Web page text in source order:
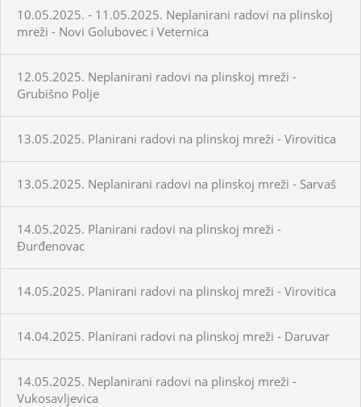
10.05.2025. - 11.05.2025. Neplanirani radovi na plinskoj
mreži - Novi Golubovec i Veternica
12.05.2025. Neplanirani radovi na plinskoj mreži -
Grubišno Polje
13.05.2025. Planirani radovi na plinskoj mreži - Virovitica
13.05.2025. Neplanirani radovi na plinskoj mreži - Sarvaš
14.05.2025. Planirani radovi na plinskoj mreži -
Đurđenovac
14.05.2025. Planirani radovi na plinskoj mreži - Virovitica
14.04.2025. Planirani radovi na plinskoj mreži - Daruvar
14.05.2025. Neplanirani radovi na plinskoj mreži -
Vukosavljevica